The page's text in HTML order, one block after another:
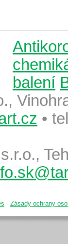
balení
•
Zásady ochrany